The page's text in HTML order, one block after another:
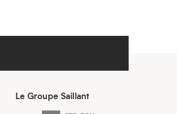
Le Groupe Saillant